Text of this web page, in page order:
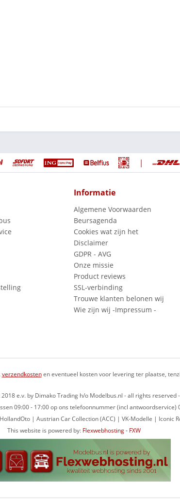
|
Informatie
Algemene Voorwaarden
Beursagenda
Cookies wat zijn het
Disclaimer
GDPR - AVG
Onze missie
Product reviews
SSL-verbinding
Trouwe klanten belonen wij
Wie zijn wij -Impressum -
verzendkostenen eventueel kosten voor levering ter plaatse,
e.v. by Dimako Trading h/o Modelbus.nl - all rights reserved -
09:00 - 17:00 op ons telefoonnummer (incl
| Austrian Car Collection (ACC) | VK-Modelle | Iconic
This website is powered by: Flexwebhosting - FXW